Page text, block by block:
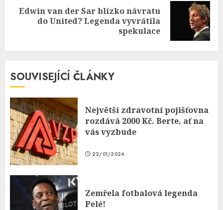
Next
Edwin van der Sar blízko návratu
do United? Legenda vyvrátila
spekulace
SOUVISEJÍCÍ ČLÁNKY
Největší zdravotní pojišťovna
rozdává 2000 Kč. Berte, ať na
vás vyzbude
22/01/2024
Zemřela fotbalová legenda
Pelé!